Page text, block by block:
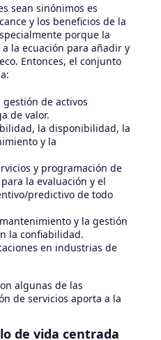
sean sinónimos es
y los beneficios de la
porque la
la ecuación para añadir y
Entonces, el conjunto
de activos
de valor.
la disponibilidad, la
y la
y programación de
la evaluación y el
predictivo de todo
y la gestión
la confiabilidad.
en industrias de
algunas de las
de servicios aporta a la
de vida centrada